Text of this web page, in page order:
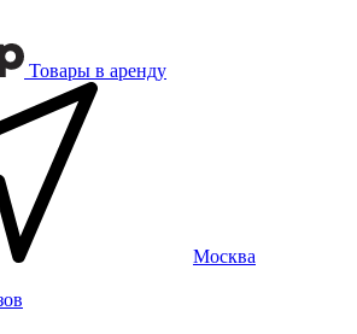
Товары в аренду
Москва